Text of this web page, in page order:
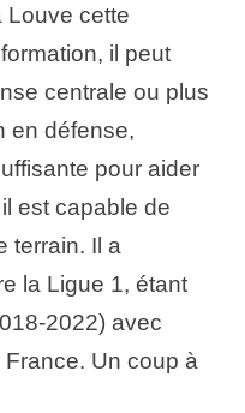
Louve cette
il peut
centrale ou plus
en défense,
pour aider
est capable de
terrain. Il a
la Ligue 1, étant
2022) avec
Un coup à